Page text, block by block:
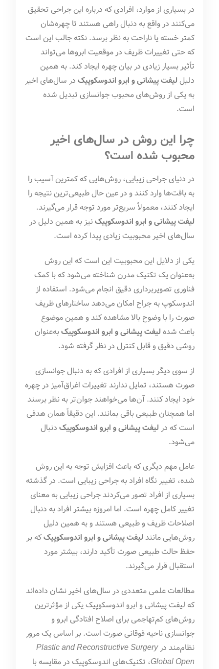
در بسیاری از موارد، افرادی که درباره این جراحی تحقیق
می‌کنند در واقع به دنبال راهی هستند تا چهره‌شان
کمتر خسته یا ناراحت به نظر برسد. نکته جالب این است
که حتی تغییرات ظریف در موقعیت ابروها می‌تواند
تأثیر بسیار زیادی در بیان چهره ایجاد کند. به همین
دلیل لیفت پیشانی و ابرو اندوسکوپیک در سال‌های اخیر
به یکی از روش‌های محبوب جوانسازی تبدیل شده
است.
چرا این روش در سال‌های اخیر
محبوب شده است؟
در دنیای جراحی زیبایی، روش‌هایی که کمترین آسیب را
به بافت‌ها وارد کنند و در عین حال طبیعی‌ترین نتیجه را
ایجاد کنند، معمولاً سریع‌تر مورد توجه قرار می‌گیرند.
لیفت پیشانی و ابرو اندوسکوپیکنیز به همین دلیل در
سال‌های اخیر محبوبیت زیادی پیدا کرده است.
یکی از دلایل این محبوبیت این است که این روش
به‌عنوان یک تکنیک مدرن شناخته می‌شود که با کمک
فناوری تصویربرداری دقیق انجام می‌شود. استفاده از
اندوسکوپ به جراح امکان می‌دهد ساختارهای ظریف
صورت را با وضوح بالا مشاهده کند و همین موضوع
باعث شده لیفت پیشانی و ابرو اندوسکوپیکبه‌عنوان
روشی دقیق و قابل کنترل در نظر گرفته شود.
از سوی دیگر بسیاری از افرادی که به دنبال جوانسازی
صورت هستند، تمایل ندارند تغییرات اغراق‌آمیز در چهره
خود ایجاد کنند. آن‌ها می‌خواهند جوان‌تر به نظر برسند
اما همچنان طبیعی باقی بمانند. این دقیقاً همان هدفی
است که در لیفت پیشانی و ابرو اندوسکوپیک دنبال
می‌شود.
عامل مهم دیگری که باعث افزایش توجه به این روش
شده، تغییر نگاه افراد به جراحی زیبایی است. در گذشته
بسیاری از افراد تصور می‌کردند جراحی زیبایی به معنای
تغییر کامل چهره است. اما امروزه بیشتر افراد به دنبال
اصلاحات ظریف و طبیعی هستند و به همین دلیل
روش‌هایی مانند لیفت پیشانی و ابرو اندوسکوپیککه بر
حفظ حالت طبیعی صورت تأکید دارند، بیشتر مورد
استقبال قرار می‌گیرند.
مطالعات علمی متعددی در سال‌های اخیر نشان داده‌اند
که لیفت پیشانی و ابرو اندوسکوپیک یکی از مؤثرترین
روش‌های کم‌تهاجمی برای اصلاح افتادگی ابرو و
جوانسازی ناحیه فوقانی صورت است. بر اساس یک مرور
نظام‌مند درPlastic and Reconstructive Surgery
Global Open، تکنیک‌های اندوسکوپیک در مقایسه با